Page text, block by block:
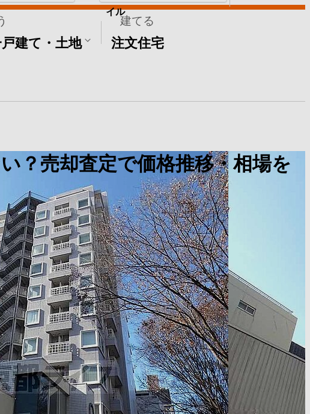
建て・土地
建てる
注文住宅
イル
？売却査定で価格推移・相場を